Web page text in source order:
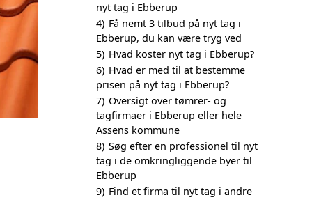
nyt tag i Ebberup
4) Få nemt 3 tilbud på nyt tag i
Ebberup, du kan være tryg ved
5) Hvad koster nyt tag i Ebberup?
6) Hvad er med til at bestemme
prisen på nyt tag i Ebberup?
7) Oversigt over tømrer- og
tagfirmaer i Ebberup eller hele
Assens kommune
8) Søg efter en professionel til nyt
tag i de omkringliggende byer til
Ebberup
9) Find et firma til nyt tag i andre